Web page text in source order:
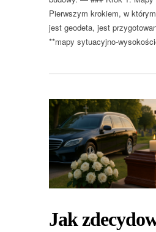
Pierwszym krokiem, w
jest geodeta, jest
**mapy sytuacyjno-
Jak